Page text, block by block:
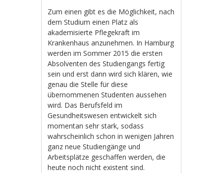
Zum einen gibt es die Möglichkeit, nach
dem Studium einen Platz als
akademisierte Pflegekraft im
Krankenhaus anzunehmen. In Hamburg
werden im Sommer 2015 die ersten
Absolventen des Studiengangs fertig
sein und erst dann wird sich klären, wie
genau die Stelle für diese
übernommenen Studenten aussehen
wird. Das Berufsfeld im
Gesundheitswesen entwickelt sich
momentan sehr stark, sodass
wahrscheinlich schon in wenigen Jahren
ganz neue Studiengänge und
Arbeitsplätze geschaffen werden, die
heute noch nicht existent sind.